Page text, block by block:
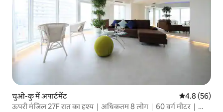
चुओ-कु में अपार्टमेंट औसत रेटिंग 5 में
4.8 (56)
ऊपरी मंजिल 27F रात का दृश्य｜अधिकतम 8 लोग｜60 वर्ग मीटर｜